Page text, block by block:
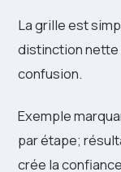
La grille est
distinction nette
confusion.
Exemple
par étape;
crée la